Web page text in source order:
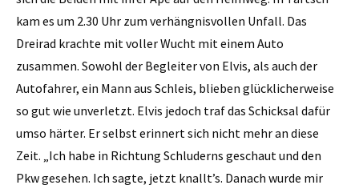
kam es um 2.30 Uhr zum verhängnisvollen Unfall. Das
Dreirad krachte mit voller Wucht mit einem Auto
zusammen. Sowohl der Begleiter von Elvis, als auch der
Autofahrer, ein Mann aus Schleis, blieben glücklicherweise
so gut wie unverletzt. Elvis jedoch traf das Schicksal dafür
umso härter. Er selbst erinnert sich nicht mehr an diese
Zeit. „Ich habe in Richtung Schluderns geschaut und den
Pkw gesehen. Ich sagte, jetzt knallt’s. Danach wurde mir